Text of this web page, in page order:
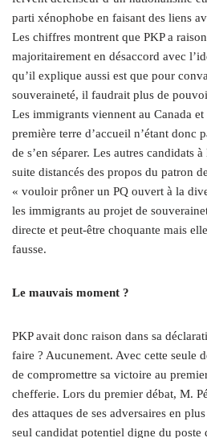
parti xénophobe en faisant des liens
Les chiffres montrent que PKP a
majoritairement en désaccord avec
qu’il explique aussi est que pour
souveraineté, il faudrait plus de
Les immigrants viennent au Canada
première terre d’accueil n’étant donc
de s’en séparer. Les autres candidats
suite distancés des propos du patron
« vouloir prôner un PQ ouvert à la
les immigrants au projet de
directe et peut-être choquante mais
fausse.
Le mauvais moment ?
PKP avait donc raison dans sa
faire ? Aucunement. Avec cette seule
de compromettre sa victoire au
chefferie. Lors du premier débat, M.
des attaques de ses adversaires en
seul candidat potentiel digne du poste